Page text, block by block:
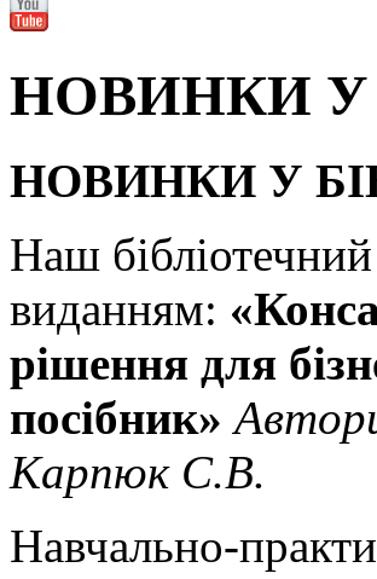
НОВИНКИ У
НОВИНКИ У
Наш
виданням:
рішення для
посібник»
Карпюк С.В.
Навчально-